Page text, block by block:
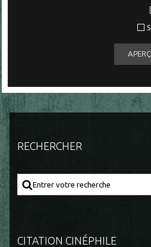
RECHERCHER
CITATION CINÉPHILE